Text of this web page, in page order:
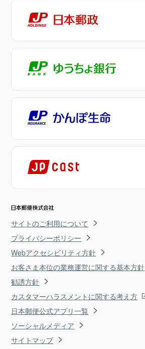
サイトのご利用について
プライバシーポリシー
Webアクセシビリティ方針
お客さま本位の業務運営に関する基本方針
勧誘方針
カスタマーハラスメントに関する考え方
日本郵便公式アプリ一覧
ソーシャルメディア
サイトマップ